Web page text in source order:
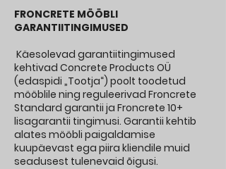
FRONCRETE MÖÖBLI
GARANTIITINGIMUSED
Käesolevad garantiitingimused
kehtivad Concrete Products OÜ
(edaspidi „Tootja“) poolt toodetud
mööblile ning reguleerivad Froncrete
Standard garantii ja Froncrete 10+
lisagarantii tingimusi. Garantii kehtib
alates mööbli paigaldamise
kuupäevast ega piira kliendile muid
seadusest tulenevaid õigusi.